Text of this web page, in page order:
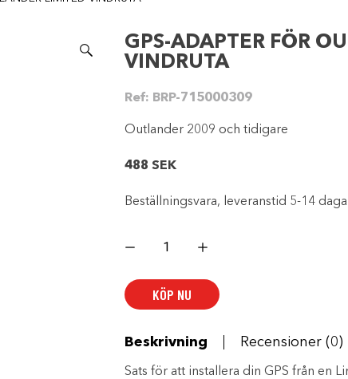
GPS-ADAPTER FÖR
VINDRUTA
Ref: BRP-715000309
Outlander 2009 och tidigare
488 SEK
Beställningsvara, leveranstid 5-14
ADAPTER
LIMITED
VINDRUTA
mängd
KÖP NU
Beskrivning Recensioner (0)
Sats för att installera din GPS från en